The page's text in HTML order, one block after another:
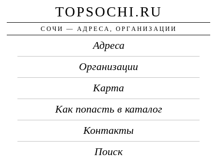
TOPSOCHI.RU
СОЧИ — АДРЕСА, ОРГАНИЗАЦИИ
Адреса
Организации
Карта
Как попасть в каталог
Контакты
Поиск